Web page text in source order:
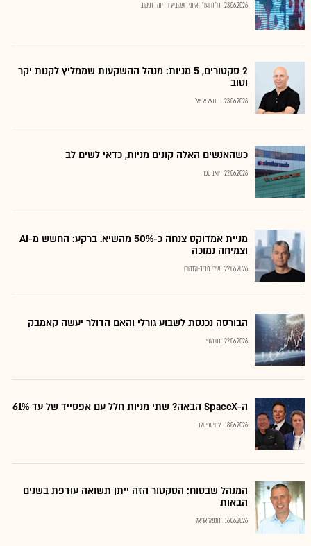
23.06.2026 רו"ח ועו"ד איתי רושקביץ ודרינה רזניקוב
2 סקטורים, 5 מניות: מנהל ההשקעות שממליץ לקנות יקר
וטוב
23.06.2026 נתנאל אריאל
כשהאנשים האלה קונים מניות, כדאי לשים לב
22.06.2026 יואב ספר
מניית אמדוקס צנחה כ-50% מהשיא. ברקע: החשש מ-AI
וצמיחה נמוכה
22.06.2026 שירי חביב-ולדהורן
הבורסה נכנסת לשבוע גורלי והאם הדולר יעשה קאמבק
22.06.2026 רם מורי
ה-SpaceX הבאה? שתי מניות חלל עם אפסייד של עד 61%
18.06.2026 צחי גרינולד
המנהל שבטוח: הסקטור הזה ייתן תשואה עודפת בשנים
הבאות
16.06.2026 נתנאל אריאל